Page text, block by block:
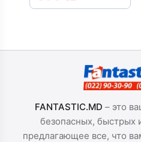
FANTASTIC.MD – это
безопасных, быстрых
предлагающее все, что